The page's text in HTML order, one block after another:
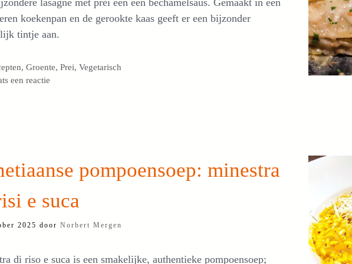
lasagne met prei een een bechamelsaus. Gemaakt in een
koekenpan en de gerookte kaas geeft er een bijzonder
tintje aan.
,Groente,Prei,Vegetarisch
een reactie
pompoensoep: minestra
e suca
2025 door Norbert Mergen
di riso e suca is een smakelijke, authentieke pompoensoep;